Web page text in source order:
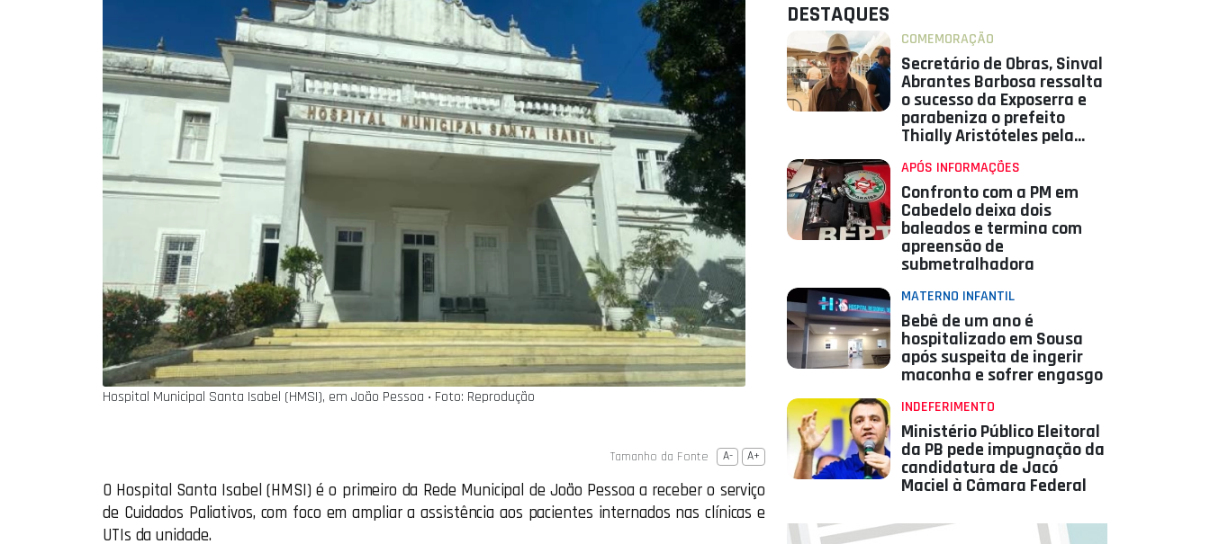
Hospital Municipal Santa Isabel (HMSI), em João Pessoa ‧ Foto: Reprodução
Tamanho da Fonte A- A+
O Hospital Santa Isabel (HMSI) é o primeiro da Rede Municipal de João Pessoa a receber o serviço
de Cuidados Paliativos, com foco em ampliar a assistência aos pacientes internados nas clínicas e
UTIs da unidade.
DESTAQUES
COMEMORAÇÃO
Secretário de Obras, Sinval
Abrantes Barbosa ressalta
o sucesso da Exposerra e
parabeniza o prefeito
Thially Aristóteles pela
APÓS INFORMAÇÕES
Confronto com a PM em
Cabedelo deixa dois
baleados e termina com
apreensão de
submetralhadora
MATERNO INFANTIL
Bebê de um ano é
hospitalizado em Sousa
após suspeita de ingerir
maconha e sofrer engasgo
INDEFERIMENTO
Ministério Público Eleitoral
da PB pede impugnação da
candidatura de Jacó
Maciel à Câmara Federal